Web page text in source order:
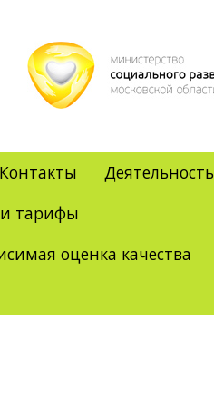
Контакты
Деятельность
и тарифы
оценка качества